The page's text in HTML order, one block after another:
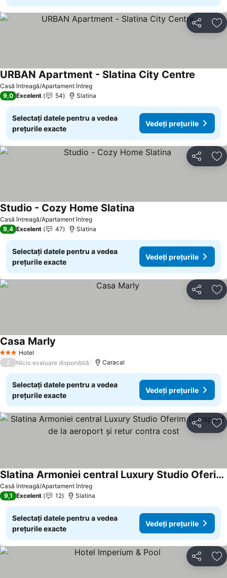
Distribuiți
Casă întreagă/Apartament întreg
URBAN Apartment - Slatina City Centre
9,0 Excelent 54 Slatina
Selectați datele pentru a vedea
prețurile exacte
Vedeți prețurile
Distribuiți
Casă întreagă/Apartament întreg
Studio - Cozy Home Slatina
9,4 Excelent 47 Slatina
Selectați datele pentru a vedea
prețurile exacte
Vedeți prețurile
Distribuiți
3 SteleHotel
Casa Marly
/ Nicio evaluare disponibilă Caracal
Selectați datele pentru a vedea
prețurile exacte
Vedeți prețurile
Distribuiți
Casă întreagă/Apartament întreg
Slatina Armoniei central Luxury Studio Oferim transport de la aeroport și retur contra cost
9,1 Excelent 12 Slatina
Selectați datele pentru a vedea
prețurile exacte
Vedeți prețurile
Distribuiți